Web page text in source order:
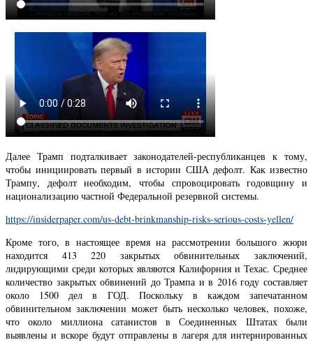
Далее Трамп подталкивает законодателей-республиканцев к тому,
чтобы инициировать первый в истории США дефолт. Как известно
Трампу, дефолт необходим, чтобы спровоцировать годовщину и
национализацию частной Федеральной резервной системы.
https://insiderpaper.com/us-debt-brinkmanship-risks-serious-costs-yellen/
Кроме того, в настоящее время на рассмотрении большого жюри
находится 413 220 закрытых обвинительных заключений,
лидирующими среди которых являются Калифорния и Техас. Среднее
количество закрытых обвинений до Трампа и в 2016 году составляет
около 1500 дел в ГОД. Поскольку в каждом запечатанном
обвинительном заключении может быть несколько человек, похоже,
что около миллиона сатанистов в Соединенных Штатах были
выявлены и вскоре будут отправлены в лагеря для интернированных